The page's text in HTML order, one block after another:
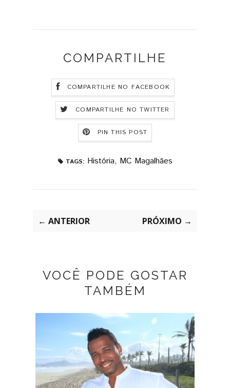
COMPARTILHE
COMPARTILHE NO FACEBOOK
COMPARTILHE NO TWITTER
PIN THIS POST
TAGS: História, MC Magalhães
← ANTERIOR PRÓXIMO →
VOCÊ PODE GOSTAR
TAMBÉM